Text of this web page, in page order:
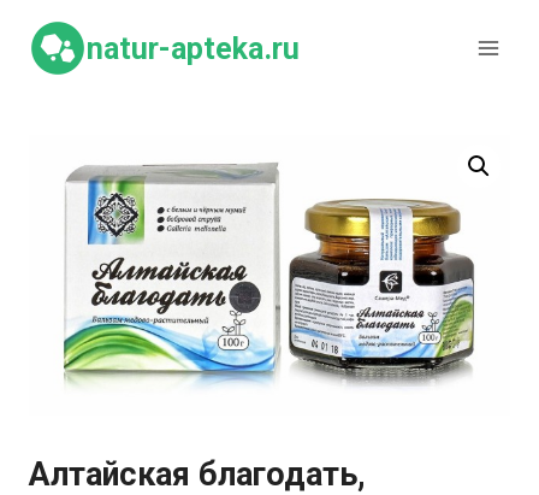
содержимому
natur-apteka.ru
Алтайская благодать,